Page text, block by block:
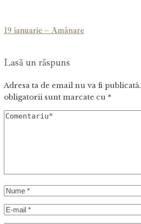
19 ianuarie – Amânare
Lasă un răspuns
Adresa ta de email nu va fi publicată.
obligatorii sunt marcate cu *